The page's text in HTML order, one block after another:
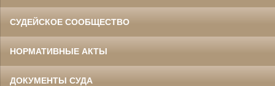
СУДЕЙСКОЕ СООБЩЕСТВО
НОРМАТИВНЫЕ АКТЫ
ДОКУМЕНТЫ СУДА